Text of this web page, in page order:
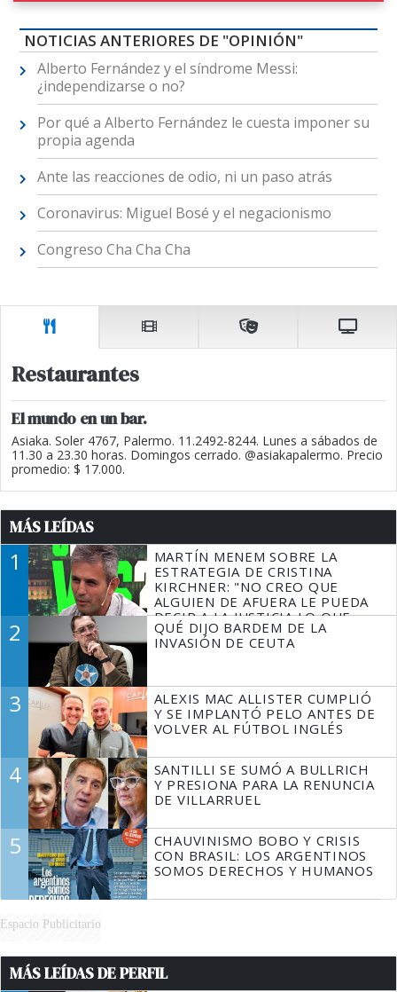
NOTICIAS ANTERIORES DE "OPINIÓN"
Alberto Fernández y el síndrome Messi:
¿independizarse o no?
Por qué a Alberto Fernández le cuesta imponer su
propia agenda
Ante las reacciones de odio, ni un paso atrás
Coronavirus: Miguel Bosé y el negacionismo
Congreso Cha Cha Cha
Restaurantes
El mundo en un bar.
Asiaka. Soler 4767, Palermo. 11.2492-8244. Lunes a sábados de
11.30 a 23.30 horas. Domingos cerrado. @asiakapalermo. Precio
promedio: $ 17.000.
MÁS LEÍDAS
1
MARTÍN MENEM SOBRE LA
ESTRATEGIA DE CRISTINA
KIRCHNER: "NO CREO QUE
ALGUIEN DE AFUERA LE PUEDA
DECIR A LA JUSTICIA LO QUE
TIENE QUE HACER"
2
QUÉ DIJO BARDEM DE LA
INVASIÓN DE CEUTA
3
ALEXIS MAC ALLISTER CUMPLIÓ
Y SE IMPLANTÓ PELO ANTES DE
VOLVER AL FÚTBOL INGLÉS
4
SANTILLI SE SUMÓ A BULLRICH
Y PRESIONA PARA LA RENUNCIA
DE VILLARRUEL
5
CHAUVINISMO BOBO Y CRISIS
CON BRASIL: LOS ARGENTINOS
SOMOS DERECHOS Y HUMANOS
Espacio Publicitario
MÁS LEÍDAS DE PERFIL